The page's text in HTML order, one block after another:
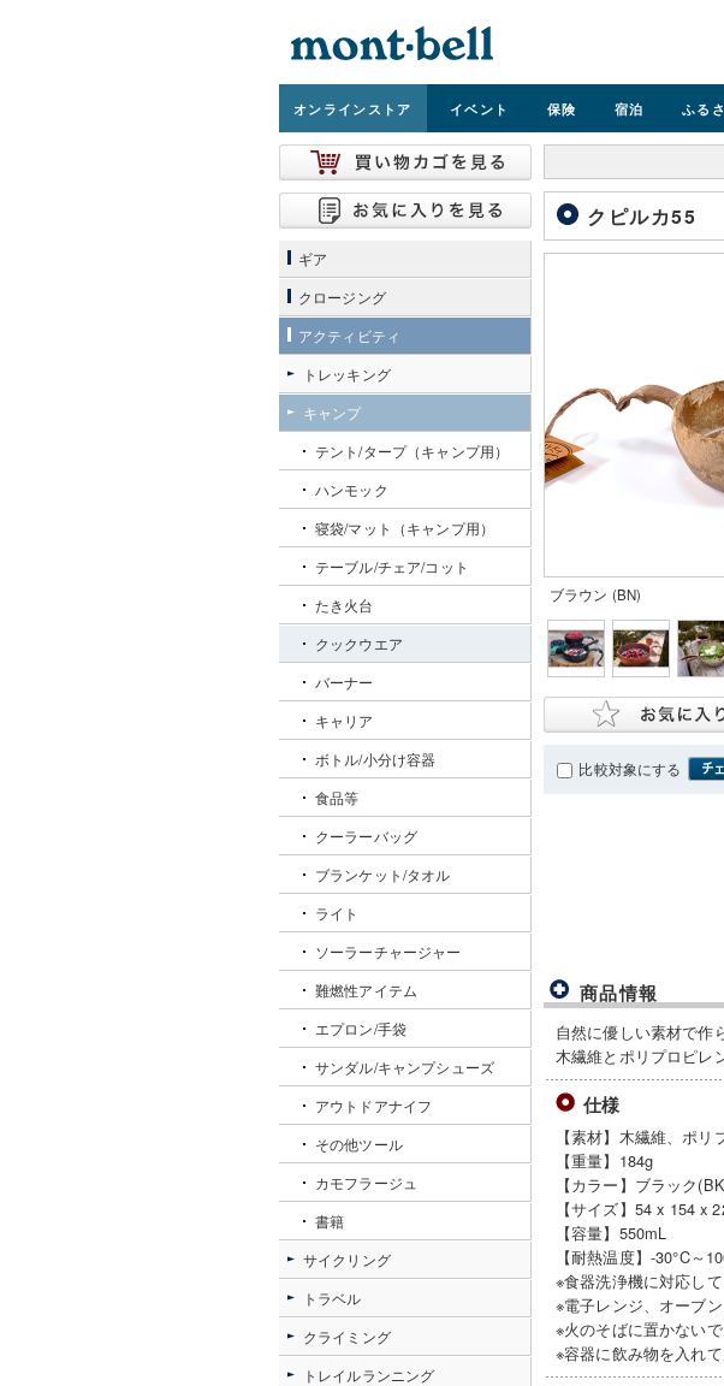
オンラインストア イベント 保険 宿泊 ふる
クピルカ55
ブラウン (BN)
比較対象にする
商品情報
自然に優しい素材で作
木繊維とポリプロピレ
仕様
【素材】木繊維、ポリ
【重量】184g
【カラー】ブラック
【サイズ】54 x 154 x
【容量】550mL
【耐熱温度】-30°C～
※食器洗浄機に対応して
※電子レンジ、オーブ
※火のそばに置かないで
※容器に飲み物を入れ
ギア
クロージング
アクティビティ
トレッキング
キャンプ
テント/タープ（キャンプ用）
ハンモック
寝袋/マット（キャンプ用）
テーブル/チェア/コット
たき火台
クックウエア
バーナー
キャリア
ボトル/小分け容器
食品等
クーラーバッグ
ブランケット/タオル
ライト
ソーラーチャージャー
難燃性アイテム
エプロン/手袋
サンダル/キャンプシューズ
アウトドアナイフ
その他ツール
カモフラージュ
書籍
サイクリング
トラベル
クライミング
トレイルランニング